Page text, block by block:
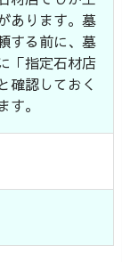
あります。墓
する前に、墓
「指定石材店
確認しておく
す。